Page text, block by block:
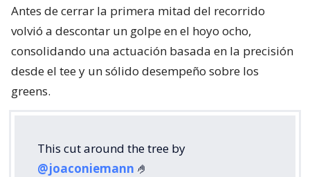
Antes de cerrar la primera mitad del recorrido
volvió a descontar un golpe en el hoyo ocho,
consolidando una actuación basada en la precisión
desde el tee y un sólido desempeño sobre los
greens.
This cut around the tree by
@joaconiemann 🤌